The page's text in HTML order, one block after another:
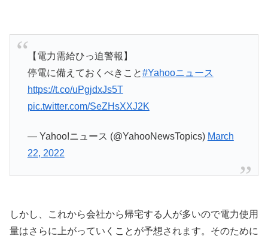
【電力需給ひっ迫警報】
停電に備えておくべきこと#Yahooニュース
https://t.co/uPgjdxJs5T
pic.twitter.com/SeZHsXXJ2K
— Yahoo!ニュース (@YahooNewsTopics) March
22, 2022
しかし、これから会社から帰宅する人が多いので電力使用
量はさらに上がっていくことが予想されます。そのために